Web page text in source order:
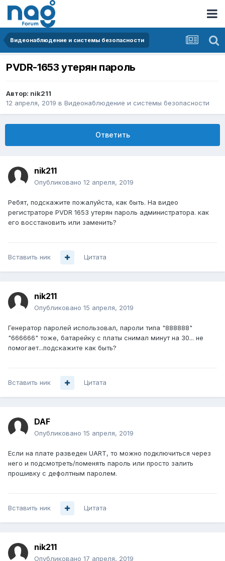
Видеонаблюдение и системы безопасности
PVDR-1653 утерян пароль
Автор: nik211
12 апреля, 2019 в Видеонаблюдение и системы безопасности
Ответить
nik211
Опубликовано 12 апреля, 2019
Ребят, подскажите пожалуйста, как быть. На видео
регистраторе PVDR 1653 утерян пароль администратора. как
его восстановить или заменить?
Вставить ник Цитата
nik211
Опубликовано 15 апреля, 2019
Генератор паролей использовал, пароли типа "888888"
"666666" тоже, батарейку с платы снимал минут на 30... не
помогает...подскажите как быть?
Вставить ник Цитата
DAF
Опубликовано 15 апреля, 2019
Если на плате разведен UART, то можно подключиться через
него и подсмотреть/поменять пароль или просто залить
прошивку с дефолтным паролем.
Вставить ник Цитата
nik211
Опубликовано 17 апреля, 2019